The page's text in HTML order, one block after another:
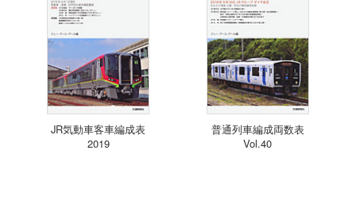
JR気動車客車編成表
2019
普通列車編成両数表
Vol.40